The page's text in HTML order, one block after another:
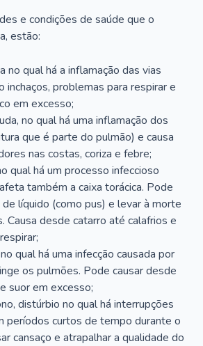
e condições de saúde que o
estão:
no qual há a inflamação das vias
inchaços, problemas para respirar e
em excesso;
no qual há uma inflamação dos
que é parte do pulmão) e causa
nas costas, coriza e febre;
qual há um processo infeccioso
também a caixa torácica. Pode
líquido (como pus) e levar à morte
Causa desde catarro até calafrios e
qual há uma infecção causada por
os pulmões. Pode causar desde
suor em excesso;
distúrbio no qual há interrupções
períodos curtos de tempo durante o
cansaço e atrapalhar a qualidade do